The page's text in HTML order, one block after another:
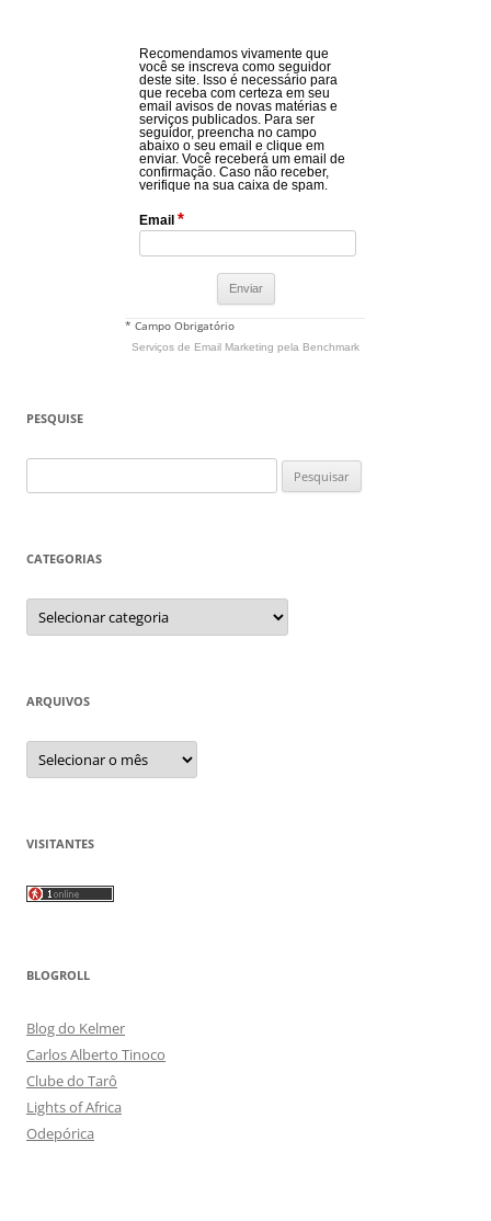
Recomendamos vivamente que
você se inscreva como seguidor
deste site. Isso é necessário para
que receba com certeza em seu
email avisos de novas matérias e
serviços publicados. Para ser
seguidor, preencha no campo
abaixo o seu email e clique em
enviar. Você receberá um email de
confirmação. Caso não receber,
verifique na sua caixa de spam.
Email *
* Campo Obrigatório
Serviços de Email Marketing pela Benchmark
PESQUISE
por:
CATEGORIAS
Categorias
ARQUIVOS
Arquivos
VISITANTES
BLOGROLL
Blog do Kelmer
Carlos Alberto Tinoco
Clube do Tarô
Lights of Africa
Odepórica